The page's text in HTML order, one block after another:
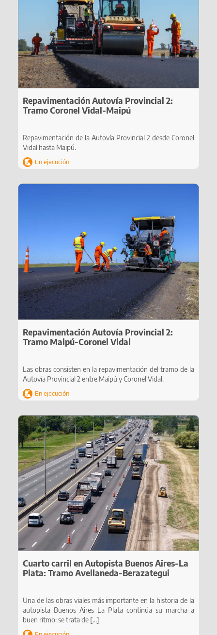
Repavimentación Autovía Provincial 2:
Tramo Coronel Vidal-Maipú
Repavimentación de la Autovía Provincial 2 desde Coronel
Vidal hasta Maipú.
En ejecución
Repavimentación Autovía Provincial 2:
Tramo Maipú-Coronel Vidal
Las obras consisten en la repavimentación del tramo de la
Autovía Provincial 2 entre Maipú y Coronel Vidal.
En ejecución
Cuarto carril en Autopista Buenos Aires-La
Plata: Tramo Avellaneda-Berazategui
Una de las obras viales más importante en la historia de la
autopista Buenos Aires La Plata continúa su marcha a
buen ritmo: se trata de […]